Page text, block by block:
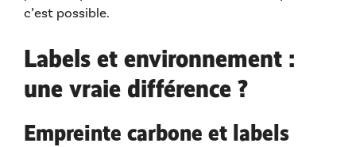
c’est possible.
Labels et environnement :
une vraie différence ?
Empreinte carbone et labels